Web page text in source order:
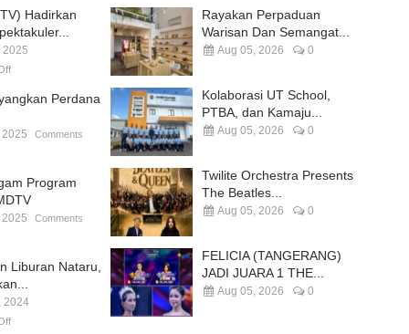
Hadirkan
2025
Perdana
Comments
Program
Comments
Liburan Nataru,
2024
Rayakan Perpaduan
Warisan Dan Semangat...
Aug 05, 2026 0
Kolaborasi UT School,
PTBA, dan Kamaju...
Aug 05, 2026 0
Twilite Orchestra Presents
The Beatles...
Aug 05, 2026 0
FELICIA (TANGERANG)
JADI JUARA 1 THE...
Aug 05, 2026 0